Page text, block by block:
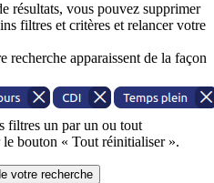
résultats, vous pouvez supprimer
filtres et critères et relancer votre
recherche apparaissent de la façon
filtres un par un ou tout
bouton « Tout réinitialiser ».
votre recherche